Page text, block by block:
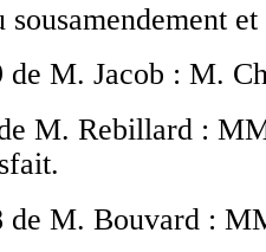
de M. Jacob : M.
M. Rebillard :
de M. Bouvard :